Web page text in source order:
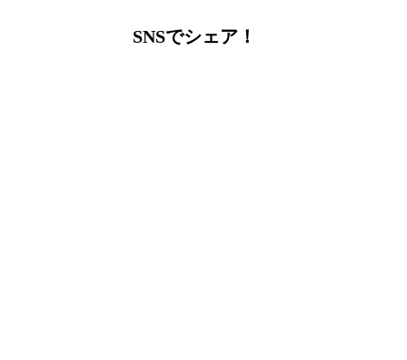
SNSでシェア！